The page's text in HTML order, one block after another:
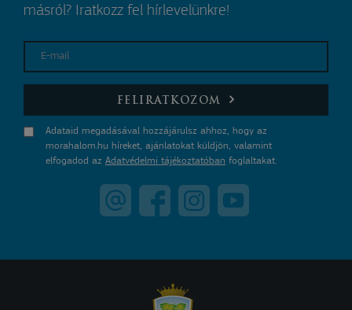
másról? Iratkozz fel hírlevelünkre!
E-mail
FELIRATKOZOM
Adataid megadásával hozzájárulsz ahhoz, hogy az
morahalom.hu híreket, ajánlatokat küldjön, valamint
elfogadod az Adatvédelmi tájékoztatóban foglaltakat.